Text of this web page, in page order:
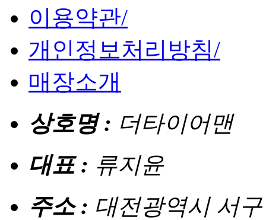
이용약관/
개인정보처리방침/
매장소개
상호명 : 더타이어맨
대표 : 류지윤
주소 : 대전광역시 서